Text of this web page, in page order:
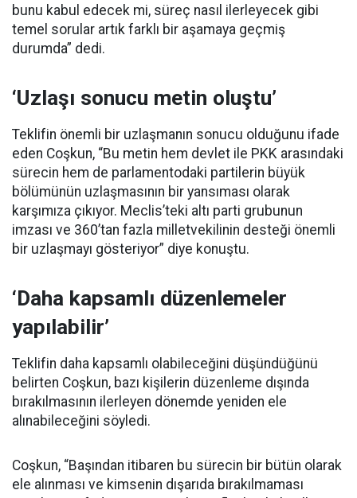
bunu kabul edecek mi, süreç nasıl ilerleyecek gibi
temel sorular artık farklı bir aşamaya geçmiş
durumda” dedi.
‘Uzlaşı sonucu metin oluştu’
Teklifin önemli bir uzlaşmanın sonucu olduğunu ifade
eden Coşkun, “Bu metin hem devlet ile PKK arasındaki
sürecin hem de parlamentodaki partilerin büyük
bölümünün uzlaşmasının bir yansıması olarak
karşımıza çıkıyor. Meclis’teki altı parti grubunun
imzası ve 360’tan fazla milletvekilinin desteği önemli
bir uzlaşmayı gösteriyor” diye konuştu.
‘Daha kapsamlı düzenlemeler
yapılabilir’
Teklifin daha kapsamlı olabileceğini düşündüğünü
belirten Coşkun, bazı kişilerin düzenleme dışında
bırakılmasının ilerleyen dönemde yeniden ele
alınabileceğini söyledi.
Coşkun, “Başından itibaren bu sürecin bir bütün olarak
ele alınması ve kimsenin dışarıda bırakılmaması